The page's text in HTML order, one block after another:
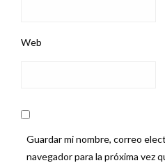
Web
Guardar mi nombre, correo
navegador para la próxima vez